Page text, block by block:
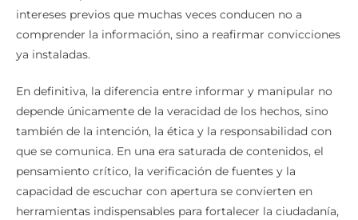
intereses previos que muchas veces conducen no a
comprender la información, sino a reafirmar convicciones
ya instaladas.
En definitiva, la diferencia entre informar y manipular no
depende únicamente de la veracidad de los hechos, sino
también de la intención, la ética y la responsabilidad con
que se comunica. En una era saturada de contenidos, el
pensamiento crítico, la verificación de fuentes y la
capacidad de escuchar con apertura se convierten en
herramientas indispensables para fortalecer la ciudadanía,